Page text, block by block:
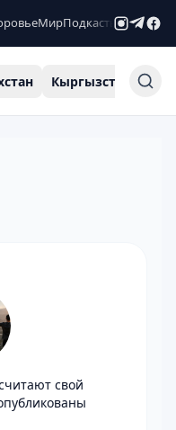
МирПодкастыРейтинги
Кыргызстан
свой